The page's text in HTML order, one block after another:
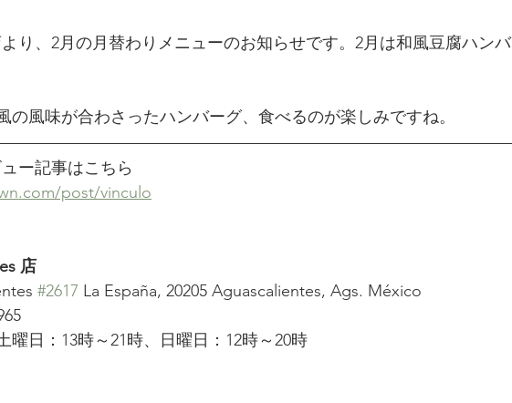
り、2月の月替わりメニューのお知らせです。2月は和風豆腐ハンバ
の風味が合わさったハンバーグ、食べるのが楽しみですね。
ー記事はこちら
post/vinculo
店
#2617 La España, 20205 Aguascalientes, Ags. México
曜日：13時～21時、日曜日：12時～20時